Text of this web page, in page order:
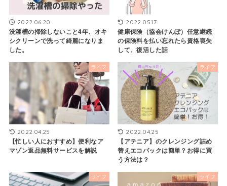
2022.06.20
洗濯槽の掃除しないこと4年、オキ
シクリーンで洗って綺麗になりま
した。
2022.05.17
健康保険（協会けんぽ）任意継続
の保険料を払い忘れたら資格喪失
して、復活した話
ライフ
2022.04.25
【忙しい人におすすめ】便利なア
マゾン返品無料サービスを解説
ライフ
2022.04.25
【アテニア】のクレンジング詰め
替えエコパックは簡単？お得に買
う方法は？
ライフ ライフ